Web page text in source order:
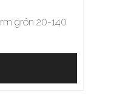
grön 20-140